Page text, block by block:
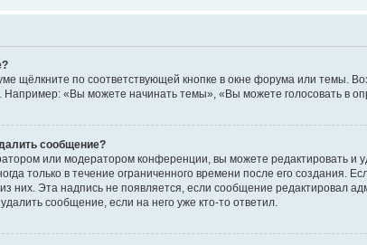
щёлкните по соответствующей кнопке в окне форума или темы.
«Вы можете начинать темы», «Вы можете голосовать в
сообщение?
или модератором конференции, вы можете редактировать
только в течение ограниченного времени после его создания.
них. Эта надпись не появляется, если сообщение редактировал
сообщение, если на него уже кто-то ответил.